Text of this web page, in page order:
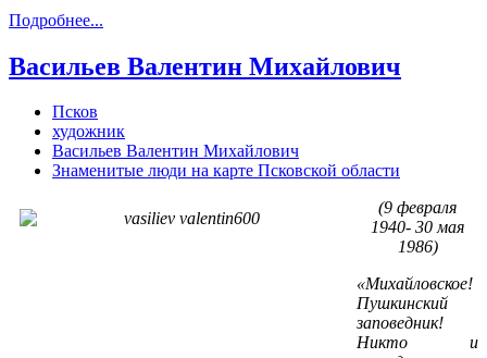
Подробнее...
Васильев Валентин Михайлович
Псков
художник
Васильев Валентин Михайлович
Знаменитые люди на карте Псковской области
(9 февраля
1940- 30 мая
1986)
«Михайловское!
Пушкинский
заповедник!
Никто и